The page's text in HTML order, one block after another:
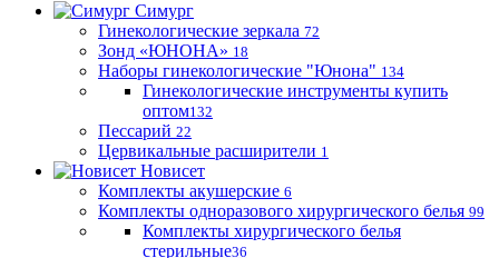
Симург
Гинекологические зеркала 72
Зонд «ЮНОНА» 18
Наборы гинекологические "Юнона" 134
Гинекологические инструменты купить
оптом132
Пессарий 22
Цервикальные расширители 1
Новисет
Комплекты акушерские 6
Комплекты одноразового хирургического белья 99
Комплекты хирургического белья
стерильные36